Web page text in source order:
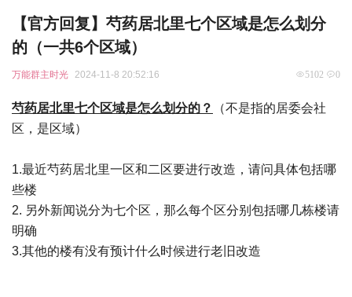
【官方回复】芍药居北里七个区域是怎么划分
的（一共6个区域）
万能群主时光 2024-11-8 20:52:16 5102 0
芍药居北里七个区域是怎么划分的？
（不是指的居委会社
区，是区域）
1.最近芍药居北里一区和二区要进行改造，请问具体包括哪
些楼
2. 另外新闻说分为七个区，那么每个区分别包括哪几栋楼请
明确
3.其他的楼有没有预计什么时候进行老旧改造